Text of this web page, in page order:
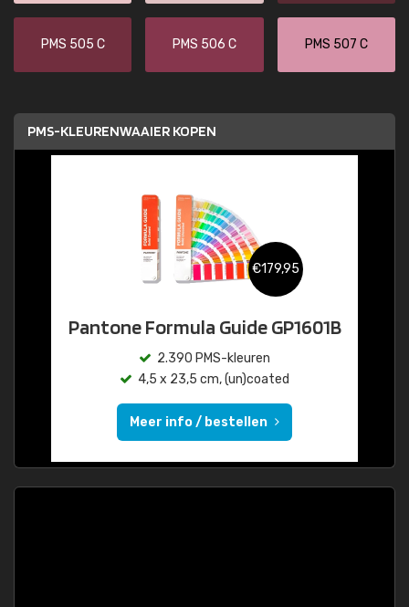
PMS 505 C PMS 506 C PMS 507 C
PMS-KLEURENWAAIER KOPEN
€179,95
Pantone Formula Guide GP1601B
2.390 PMS-kleuren
4,5 x 23,5 cm, (un)coated
Meer info / bestellen